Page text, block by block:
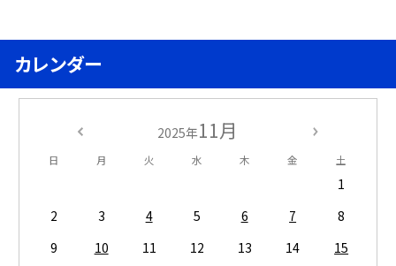
カレンダー
2025年11月
日 月 火 水 木 金 土
1
2
3 4 5 6 7
8
9
10 11 12 13 14
15